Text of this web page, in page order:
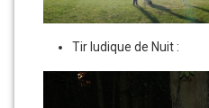
Tir ludique de Nuit :